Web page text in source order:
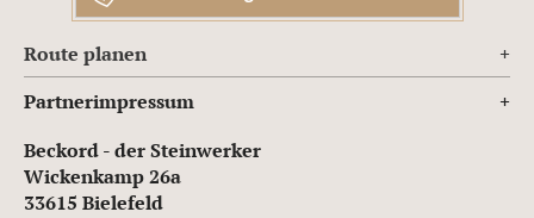
Route planen
Partnerimpressum
Beckord - der Steinwerker
Wickenkamp 26a
33615 Bielefeld